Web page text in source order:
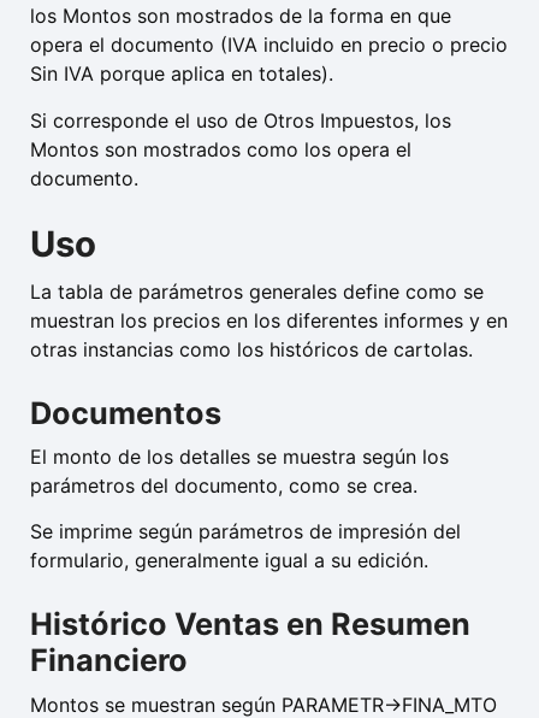
los Montos son mostrados de la forma en que
opera el documento (IVA incluido en precio o precio
Sin IVA porque aplica en totales).
Si corresponde el uso de Otros Impuestos, los
Montos son mostrados como los opera el
documento.
Uso
La tabla de parámetros generales define como se
muestran los precios en los diferentes informes y en
otras instancias como los históricos de cartolas.
Documentos
El monto de los detalles se muestra según los
parámetros del documento, como se crea.
Se imprime según parámetros de impresión del
formulario, generalmente igual a su edición.
Histórico Ventas en Resumen
Financiero
Montos se muestran según PARAMETR->FINA_MTO